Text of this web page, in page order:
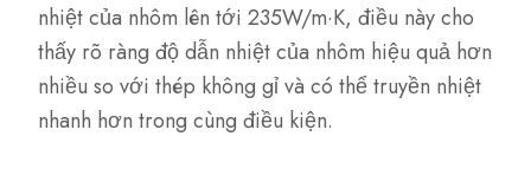
nhiệt của nhôm lên tới 235W/m·K, điều này cho
thấy rõ ràng độ dẫn nhiệt của nhôm hiệu quả hơn
nhiều so với thép không gỉ và có thể truyền nhiệt
nhanh hơn trong cùng điều kiện.